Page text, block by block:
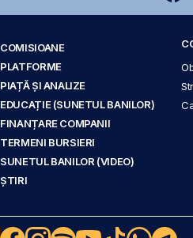
COMISIOANE
PLATFORME
PIAȚĂ ȘI ANALIZE
EDUCAȚIE (SUNETUL BANILOR)
FINANȚARE COMPANII
TERMENI BURSIERI
SUNETUL BANILOR (VIDEO)
ȘTIRI